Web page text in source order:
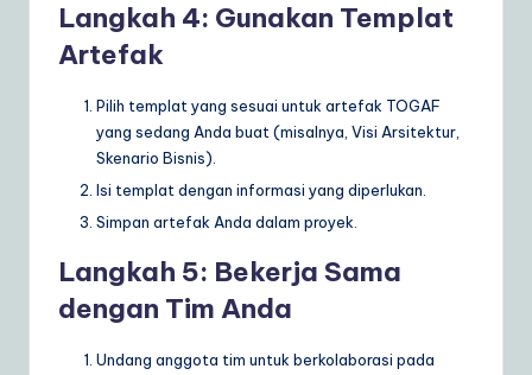
Langkah 4: Gunakan Templat
Artefak
Pilih templat yang sesuai untuk artefak TOGAF
yang sedang Anda buat (misalnya, Visi Arsitektur,
Skenario Bisnis).
Isi templat dengan informasi yang diperlukan.
Simpan artefak Anda dalam proyek.
Langkah 5: Bekerja Sama
dengan Tim Anda
Undang anggota tim untuk berkolaborasi pada